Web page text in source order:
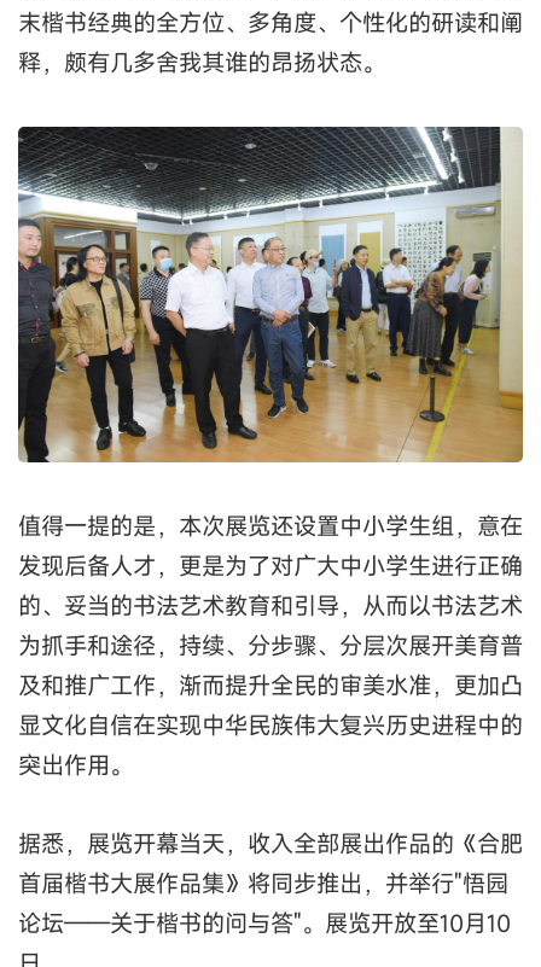
末楷书经典的全方位、多角度、个性化的研读和阐
释，颇有几多舍我其谁的昂扬状态。
值得一提的是，本次展览还设置中小学生组，意在
发现后备人才，更是为了对广大中小学生进行正确
的、妥当的书法艺术教育和引导，从而以书法艺术
为抓手和途径，持续、分步骤、分层次展开美育普
及和推广工作，渐而提升全民的审美水准，更加凸
显文化自信在实现中华民族伟大复兴历史进程中的
突出作用。
据悉，展览开幕当天，收入全部展出作品的《合肥
首届楷书大展作品集》将同步推出，并举行"悟园
论坛——关于楷书的问与答"。展览开放至10月10